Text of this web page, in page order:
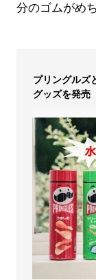
分のゴムがめ
プリングル
グッズを発売